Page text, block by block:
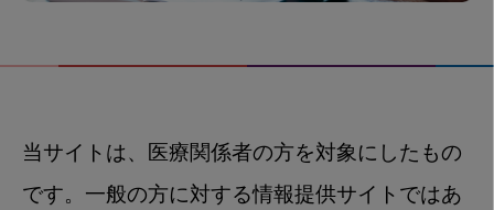
当サイトは、医療関係者の方を対象にしたもの
です。一般の方に対する情報提供サイトではあ